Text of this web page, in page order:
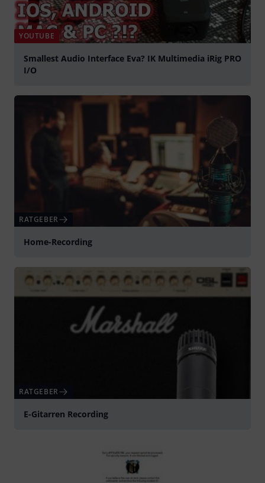
YOUTUBE
Smallest Audio Interface Eva? IK Multimedia iRig PRO
I/O
RATGEBER
Home-Recording
RATGEBER
E-Gitarren Recording